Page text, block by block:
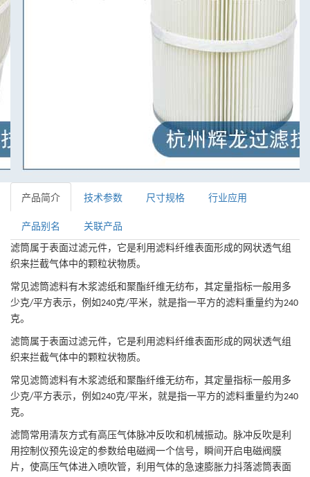
产品简介 技术参数 尺寸规格 行业应用
产品别名 关联产品
滤筒属于表面过滤元件，它是利用滤料纤维表面形成的网状透气组
织来拦截气体中的颗粒状物质。
常见滤筒滤料有木浆滤纸和聚酯纤维无纺布，其定量指标一般用多
少克/平方表示，例如240克/平米，就是指一平方的滤料重量约为240
克。
滤筒属于表面过滤元件，它是利用滤料纤维表面形成的网状透气组
织来拦截气体中的颗粒状物质。
常见滤筒滤料有木浆滤纸和聚酯纤维无纺布，其定量指标一般用多
少克/平方表示，例如240克/平米，就是指一平方的滤料重量约为240
克。
滤筒常用清灰方式有高压气体脉冲反吹和机械振动。脉冲反吹是利
用控制仪预先设定的参数给电磁阀一个信号，瞬间开启电磁阀膜
片，使高压气体进入喷吹管，利用气体的急速膨胀力抖落滤筒表面